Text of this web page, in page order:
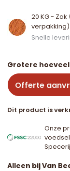
20 KG - Zak
verpakking)
Snelle
Grotere
Offerte
Dit product is
Onze
Alleen bij Van